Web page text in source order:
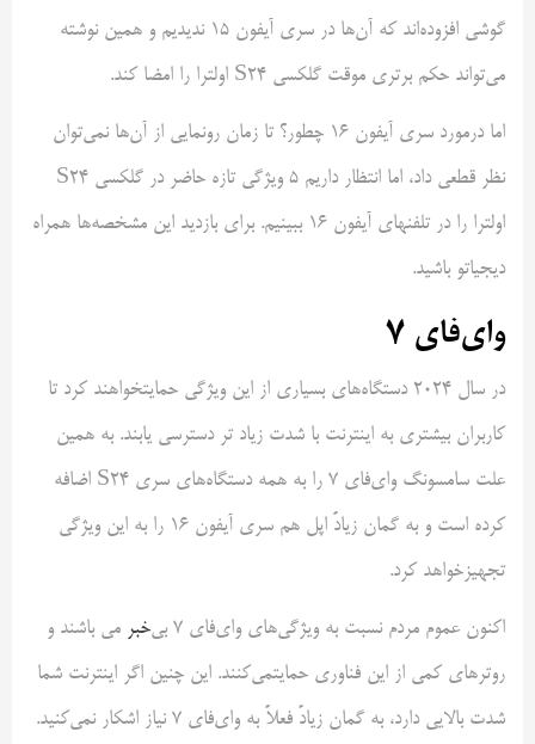
گوشی افزوده‌اند که آن‌ها در سری آیفون ۱۵ ندیدیم و همین نوشته
می‌تواند حکم برتری موقت گلکسی S24 اولترا را امضا کند.
اما درمورد سری آیفون ۱۶ چطور؟ تا زمان رونمایی از آن‌ها نمی‌توان
نظر قطعی داد، اما انتظار داریم ۵ ویژگی تازه حاضر در گلکسی S24
اولترا را در تلفنهای آیفون ۱۶ ببینیم. برای بازدید این مشخصه‌ها همراه
دیجیاتو باشید.
وای‌فای ۷
در سال ۲۰۲۴ دستگاه‌های بسیاری از این ویژگی حمایتخواهند کرد تا
کاربران بیشتری به اینترنت با شدت زیاد تر دسترسی یابند. به‌ همین
علت سامسونگ وای‌فای ۷ را به همه دستگاه‌های سری S24 اضافه
کرده است و به گمان زیادً اپل هم سری آیفون ۱۶ را به این ویژگی
تجهیزخواهد کرد.
اکنون عموم مردم نسبت به ویژگی‌های وای‌فای ۷ بی‌ خبر ‌ می باشند و
روترهای کمی از این فناوری حمایتمی‌کنند. این چنین اگر اینترنت شما
شدت بالایی دارد، به گمان زیادً فعلاً به وای‌فای ۷ نیاز اشکار نمی‌کنید.